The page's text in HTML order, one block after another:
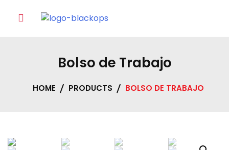
Bolso de Trabajo
HOME PRODUCTS BOLSO DE TRABAJO